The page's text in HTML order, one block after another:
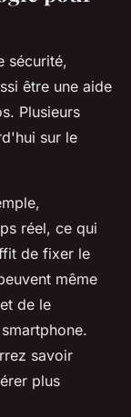
sécurité,
être une aide
Plusieurs
sur le
réel, ce qui
de fixer le
même
de le
savoir
plus